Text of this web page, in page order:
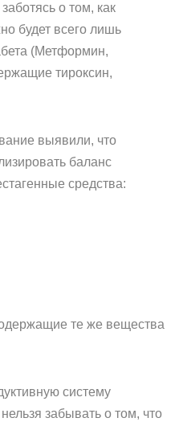
о том, как
будет всего лишь
(Метформин,
тироксин,
выявили, что
баланс
средства:
те же вещества
систему
забывать о том, что